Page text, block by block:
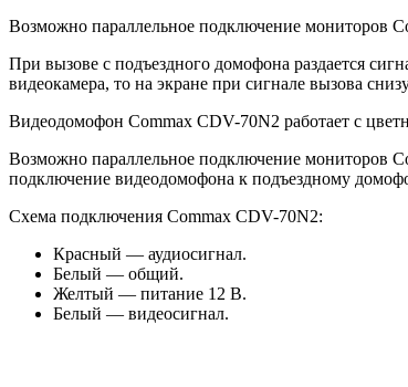
Возможно параллельное подключение мониторов
При вызове с подъездного домофона раздается
видеокамера, то на экране при сигнале вызова
Видеодомофон Commax CDV-70N2 работает с
Возможно параллельное подключение мониторов
подключение видеодомофона к подъездному
Схема подключения Commax CDV-70N2:
Красный — аудиосигнал.
Белый — общий.
Желтый — питание 12 В.
Белый — видеосигнал.